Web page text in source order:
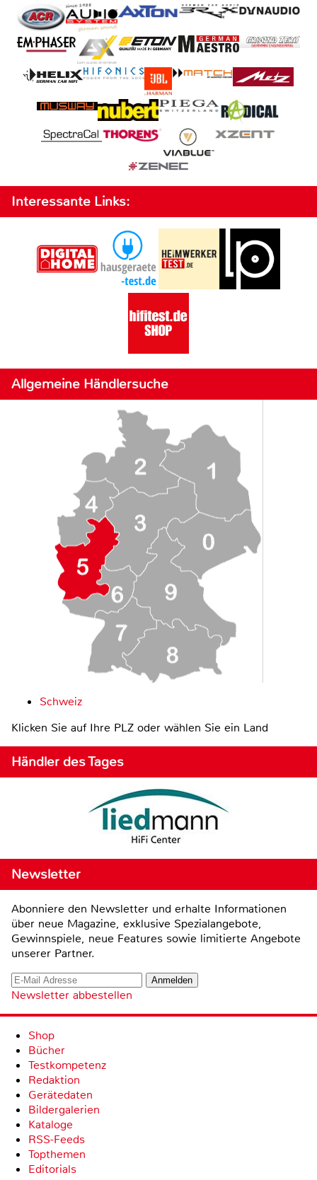
Interessante Links:
Allgemeine Händlersuche
Schweiz
Klicken Sie auf Ihre PLZ oder wählen Sie ein Land
Händler des Tages
Newsletter
Abonniere den Newsletter und erhalte Informationen
über neue Magazine, exklusive Spezialangebote,
Gewinnspiele, neue Features sowie limitierte Angebote
unserer Partner.
Newsletter abbestellen
Shop
Bücher
Testkompetenz
Redaktion
Gerätedaten
Bildergalerien
Kataloge
RSS-Feeds
Topthemen
Editorials